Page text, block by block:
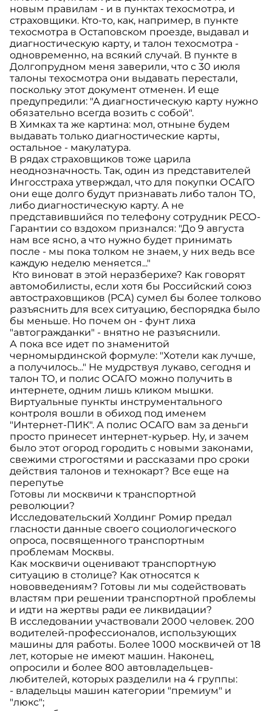
новым правилам - и в пунктах техосмотра, и
страховщики. Кто-то, как, например, в пункте
техосмотра в Остаповском проезде, выдавал и
диагностическую карту, и талон техосмотра -
одновременно, на всякий случай. В пункте в
Долгопрудном меня заверили, что с 30 июля
талоны техосмотра они выдавать перестали,
поскольку этот документ отменен. И еще
предупредили: "А диагностическую карту нужно
обязательно всегда возить с собой".
В Химках та же картина: мол, отныне будем
выдавать только диагностические карты,
остальное - макулатура.
В рядах страховщиков тоже царила
неоднозначность. Так, один из представителей
Ингосстраха утверждал, что для покупки ОСАГО
они еще долго будут признавать либо талон ТО,
либо диагностическую карту. А не
представившийся по телефону сотрудник РЕСО-
Гарантии со вздохом признался: "До 9 августа
нам все ясно, а что нужно будет принимать
после - мы пока толком не знаем, у них ведь все
каждую неделю меняется..."
Кто виноват в этой неразберихе? Как говорят
автомобилисты, если хотя бы Российский союз
автостраховщиков (РСА) сумел бы более толково
разъяснить для всех ситуацию, беспорядка было
бы меньше. Но почем он - фунт лиха
"автогражданки" - внятно не разъяснили.
А пока все идет по знаменитой
черномырдинской формуле: "Хотели как лучше,
а получилось..." Не мудрствуя лукаво, сегодня и
талон ТО, и полис ОСАГО можно получить в
интернете, одним лишь кликом мышки.
Виртуальные пункты инструментального
контроля вошли в обиход под именем
"Интернет-ПИК". А полис ОСАГО вам за деньги
просто принесет интернет-курьер. Ну, и зачем
было этот огород городить с новыми законами,
свежими строгостями и рассказами про сроки
действия талонов и технокарт? Все еще на
перепутье
Готовы ли москвичи к транспортной
революции?
Исследовательский Холдинг Ромир предал
гласности данные своего социологического
опроса, посвященного транспортным
проблемам Москвы.
Как москвичи оценивают транспортную
ситуацию в столице? Как относятся к
нововведениям? Готовы ли мы содействовать
властям при решении транспортной проблемы
и идти на жертвы ради ее ликвидации?
В исследовании участвовали 2000 человек. 200
водителей-профессионалов, использующих
машины для работы. Более 1000 москвичей от 18
лет, которые не имеют машин. Наконец,
опросили и более 800 автовладельцев-
любителей, которых разделили на 4 группы:
- владельцы машин категории "премиум" и
"люкс";